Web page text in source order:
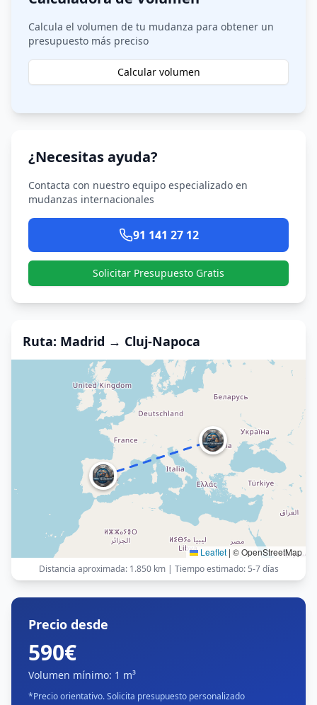
Calcula el volumen de tu mudanza para obtener un
presupuesto más preciso
Calcular volumen
¿Necesitas ayuda?
Contacta con nuestro equipo especializado en
mudanzas internacionales
91 141 27 12
Solicitar Presupuesto Gratis
Ruta: Madrid → Cluj-Napoca
Leaflet | © OpenStreetMap
Distancia aproximada: 1.850 km| Tiempo estimado: 5-7 días
Precio desde
590€
Volumen mínimo: 1 m³
*Precio orientativo. Solicita presupuesto personalizado